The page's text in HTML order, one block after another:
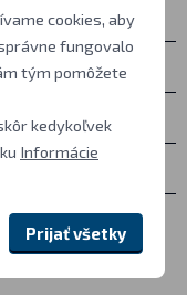
cookies, aby
fungovalo
tým pomôžete
kedykoľvek
Informácie
Prijať všetky